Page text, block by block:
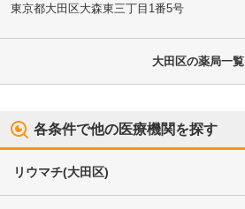
東京都大田区大森東三丁目1番5号
大田区の薬局一覧
各条件で他の医療機関を探す
リウマチ(大田区)